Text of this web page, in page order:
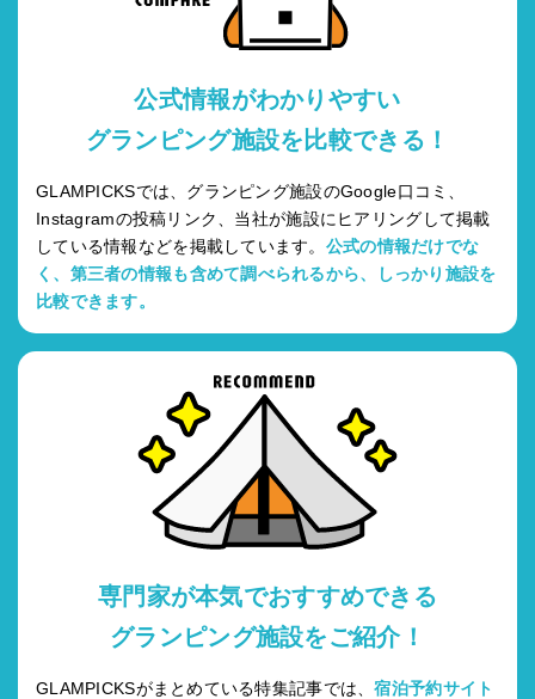
公式情報がわかりやすい
グランピング施設を比較できる！
GLAMPICKSでは、グランピング施設のGoogle口コミ、
Instagramの投稿リンク、当社が施設にヒアリングして掲載
している情報などを掲載しています。 公式の情報だけでな
く、第三者の情報も含めて調べられるから、しっかり施設を
比較できます。
専門家が本気でおすすめできる
グランピング施設をご紹介！
GLAMPICKSがまとめている特集記事では、宿泊予約サイト